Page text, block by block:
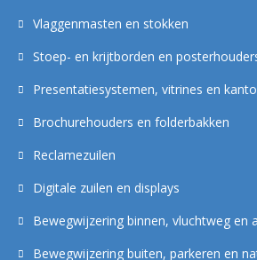
Vlaggenmasten en stokken
Stoep- en krijtborden en
Presentatiesystemen, vitrines en
Brochurehouders en folderbakken
Reclamezuilen
Digitale zuilen en displays
Bewegwijzering binnen, vluchtweg en
Bewegwijzering buiten, parkeren en